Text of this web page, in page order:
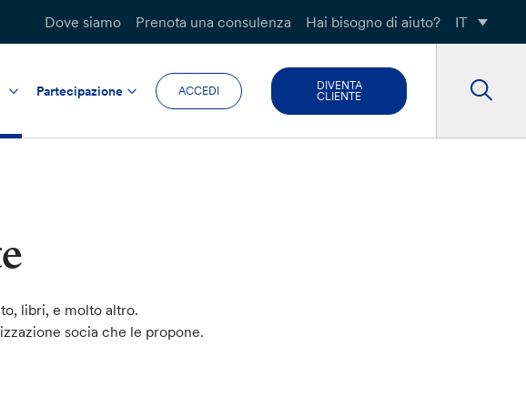
Dove siamo Prenota una consulenza Hai bisogno di aiuto? IT
Partecipazione ACCEDI
DIVENTA
CLIENTE
libri, e molto altro.
socia che le propone.